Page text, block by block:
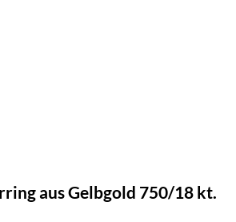
aus Gelbgold 750/18 kt.